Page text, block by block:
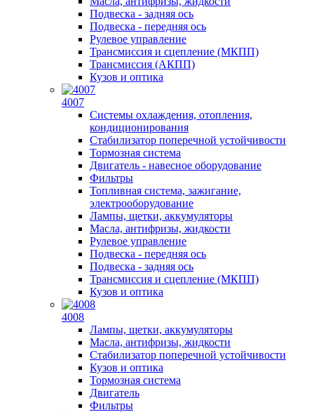
Подвеска - задняя ось
Подвеска - передняя ось
Рулевое управление
Трансмиссия и сцепление (МКПП)
Трансмиссия (АКПП)
Кузов и оптика
4007
Системы охлаждения, отопления,
кондиционирования
Стабилизатор поперечной устойчивости
Тормозная система
Двигатель - навесное оборудование
Фильтры
Топливная система, зажигание,
электрооборудование
Лампы, щетки, аккумуляторы
Масла, антифризы, жидкости
Рулевое управление
Подвеска - передняя ось
Подвеска - задняя ось
Трансмиссия и сцепление (МКПП)
Кузов и оптика
4008
Лампы, щетки, аккумуляторы
Масла, антифризы, жидкости
Стабилизатор поперечной устойчивости
Кузов и оптика
Тормозная система
Двигатель
Фильтры